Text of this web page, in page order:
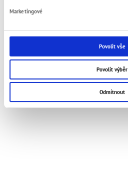
Marketingové
Povolit vše
Povolit výběr
Odmítnout